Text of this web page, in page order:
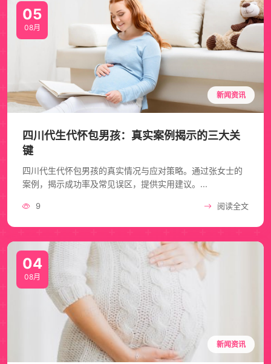
05
08月
新闻资讯
四川代生代怀包男孩：真实案例揭示的三大关
键
四川代生代怀包男孩的真实情况与应对策略。通过张女士的
案例，揭示成功率及常见误区，提供实用建议。...
9 阅读全文
04
08月
新闻资讯